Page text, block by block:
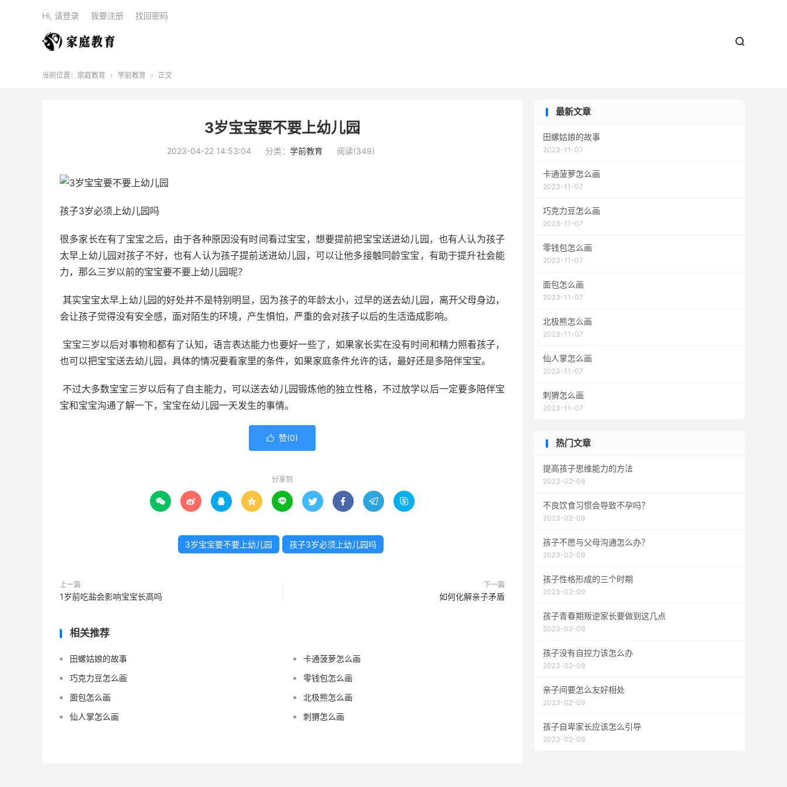

Hi, 请登录 我要注册 找回密码
当前位置： 家庭教育  学前教育  正文
3岁宝宝要不要上幼儿园
2023-04-22 14:53:04 分类： 学前教育 阅读(349)
孩子3岁必须上幼儿园吗
很多家长在有了宝宝之后，由于各种原因没有时间看过宝宝，想要提前把宝宝送进幼儿园，也有人认为孩子
太早上幼儿园对孩子不好，也有人认为孩子提前送进幼儿园，可以让他多接触同龄宝宝，有助于提升社会能
力，那么三岁以前的宝宝要不要上幼儿园呢？
其实宝宝太早上幼儿园的好处并不是特别明显，因为孩子的年龄太小，过早的送去幼儿园，离开父母身边，
会让孩子觉得没有安全感，面对陌生的环境，产生惧怕，严重的会对孩子以后的生活造成影响。
宝宝三岁以后对事物和都有了认知，语言表达能力也要好一些了，如果家长实在没有时间和精力照看孩子，
也可以把宝宝送去幼儿园，具体的情况要看家里的条件，如果家庭条件允许的话，最好还是多陪伴宝宝。
不过大多数宝宝三岁以后有了自主能力，可以送去幼儿园锻炼他的独立性格，不过放学以后一定要多陪伴宝
宝和宝宝沟通了解一下，宝宝在幼儿园一天发生的事情。
 赞(0)
分享到
        
3岁宝宝要不要上幼儿园 孩子3岁必须上幼儿园吗
上一篇
1岁前吃盐会影响宝宝长高吗
下一篇
如何化解亲子矛盾
相关推荐
田螺姑娘的故事
卡通菠萝怎么画
巧克力豆怎么画
零钱包怎么画
面包怎么画
北极熊怎么画
仙人掌怎么画
刺猬怎么画
最新文章
田螺姑娘的故事
2023-11-07
卡通菠萝怎么画
2023-11-07
巧克力豆怎么画
2023-11-07
零钱包怎么画
2023-11-07
面包怎么画
2023-11-07
北极熊怎么画
2023-11-07
仙人掌怎么画
2023-11-07
刺猬怎么画
2023-11-07
热门文章
提高孩子思维能力的方法
2023-02-09
不良饮食习惯会导致不孕吗？
2023-02-09
孩子不愿与父母沟通怎么办？
2023-02-09
孩子性格形成的三个时期
2023-02-09
孩子青春期叛逆家长要做到这几点
2023-02-09
孩子没有自控力该怎么办
2023-02-09
亲子间要怎么友好相处
2023-02-09
孩子自卑家长应该怎么引导
2023-02-09